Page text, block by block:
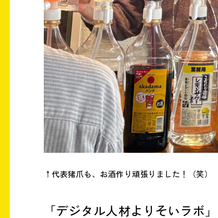
↑代表猪爪も、お酒作り頑張りました！（笑）
「デジタル人材よりそいラボ